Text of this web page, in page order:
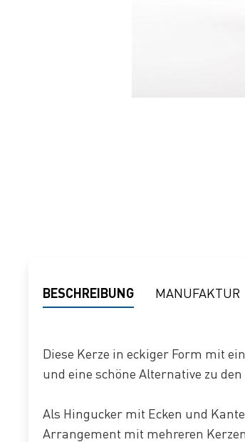
BESCHREIBUNG MANUFAKTUR
Diese Kerze in eckiger Form mit
und eine schöne Alternative zu
Als Hingucker mit Ecken und
Arrangement mit mehreren